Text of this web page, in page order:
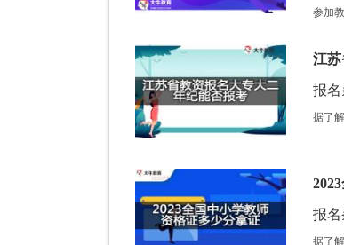
参加
江苏
报名
据了
报名
据了